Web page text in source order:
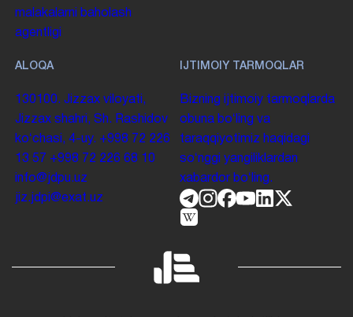
malakalarni baholash
agentligi
ALOQA
130100. Jizzax viloyati,
Jizzax shahri, Sh. Rashidov
koʻchasi, 4-uy. +998 72 226
13 57 +998 72 226 68 10
info@jdpu.uz
jiz.jdpi@exat.uz
IJTIMOIY TARMOQLAR
Bizning ijtimoiy tarmoqlarda
obuna boʻling va
taraqqiyotimiz haqidagi
soʻnggi yangiliklardan
xabardor boʻling.